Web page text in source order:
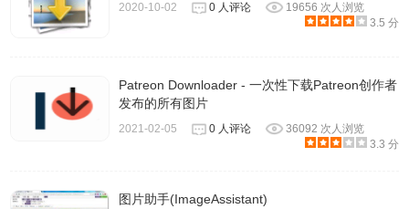
2020-10-02 0 人评论
19656 次人浏览
3.5 分
Patreon Downloader - 一次性下载Patreon创作者
发布的所有图片
2021-02-05 0 人评论
36092 次人浏览
3.3 分
图片助手(ImageAssistant)